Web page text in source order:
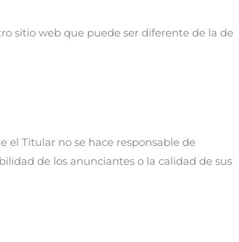
sitio web que puede ser diferente de la de
el Titular no se hace responsable de
de los anunciantes o la calidad de sus